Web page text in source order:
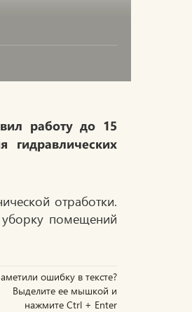
работу до 15
гидравлических
отработки.
уборку помещений
ошибку в тексте?
Выделите ее мышкой и
нажмите Ctrl + Enter